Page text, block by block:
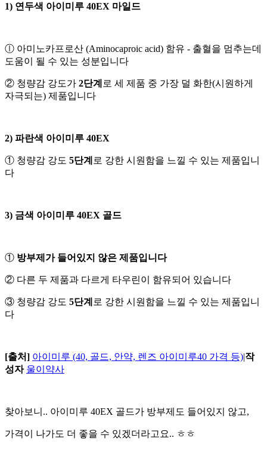
1) 연두색 아이미루 40EX 마일드
ⓛ 아미노카프로산 (Aminocaproic acid) 함유 - 출혈을 멈추는데
도움이 될 수 있는 성분입니다
② 청량감 강도가 2단계 로 세 제품 중 가장 덜 화한(시원하게
자극되는) 제품입니다
2) 파란색 아이미루 40EX
① 청량감 강도 5단계 로 강한 시원함을 느낄 수 있는 제품입니
다
3) 금색 아이미루 40EX 골드
① 방부제가 들어있지 않은 제품입니다
② 다른 두 제품과 다르게 타우린이 함유되어 있습니다
③ 청량감 강도 5단계 로 강한 시원함을 느낄 수 있는 제품입니
다
[출처] 아이미루 (40, 골드, 안약, 렌즈 아이미루40 가격 등)|작
성자 울이약사
찾아보니.. 아이미루 40EX 골드가 방부제도 들어있지 않고,
가격이 나가도 더 좋을 수 있겠더라고요.. ㅎㅎ